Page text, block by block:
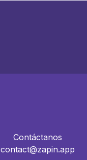
Contáctanos
contact@zapin.app